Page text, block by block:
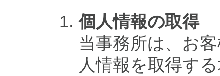
個人情報の取得
当事務所は、お
人情報を取得す